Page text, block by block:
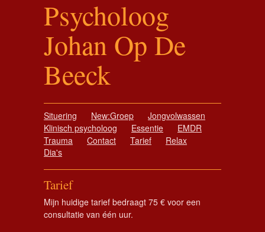
Psycholoog
Johan Op De
Beeck
Situering New:Groep
Jongvolwassen
Klinisch psycholoog
Essentie
EMDR
Trauma
Contact Tarief
Relax
Dia's
Tarief
Mijn huidige tarief bedraagt 75 € voor een
consultatie van één uur.